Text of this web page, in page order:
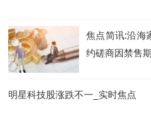
焦点简讯:沿海
约磋商因禁售
明星科技股涨跌不一_实时焦点